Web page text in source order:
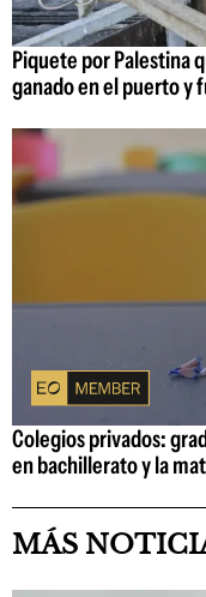
Piquete por Palestina
ganado en el puerto y
Colegios privados:
en bachillerato y la
MÁS